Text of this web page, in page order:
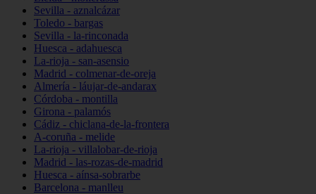
Sevilla - aznalcázar
Toledo - bargas
Sevilla - la-rinconada
Huesca - adahuesca
La-rioja - san-asensio
Madrid - colmenar-de-oreja
Almería - láujar-de-andarax
Córdoba - montilla
Girona - palamós
Cádiz - chiclana-de-la-frontera
A-coruña - melide
La-rioja - villalobar-de-rioja
Madrid - las-rozas-de-madrid
Huesca - aínsa-sobrarbe
Barcelona - manlleu